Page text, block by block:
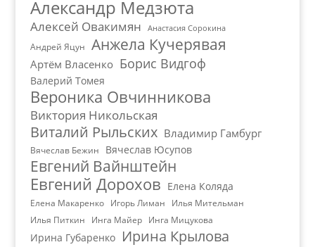
Александр Медзюта
Алексей Овакимян Анастасия Сорокина
Андрей Яцун Анжела Кучерявая
Артём Власенко Борис Видгоф
Валерий Томея
Вероника Овчинникова
Виктория Никольская
Виталий Рыльских Владимир Гамбург
Вячеслав Бежин Вячеслав Юсупов
Евгений Вайнштейн
Евгений Дорохов Елена Коляда
Елена Макаренко Игорь Лиман
Илья Мительман
Илья Питкин
Инга Майер Инга Мицукова
Ирина Губаренко Ирина Крылова